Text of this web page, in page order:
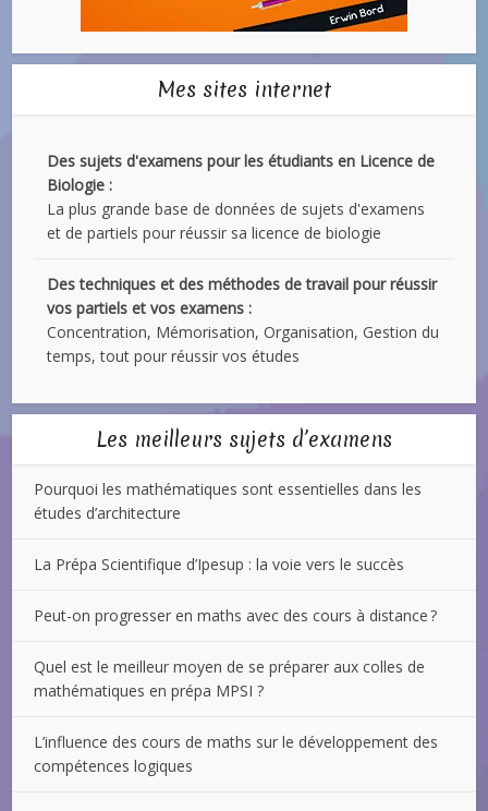
Mes sites internet
Des sujets d'examens pour les étudiants en Licence de
Biologie :
La plus grande base de données de sujets d'examens
et de partiels pour réussir sa licence de biologie
Des techniques et des méthodes de travail pour réussir
vos partiels et vos examens :
Concentration, Mémorisation, Organisation, Gestion du
temps, tout pour réussir vos études
Les meilleurs sujets d’examens
Pourquoi les mathématiques sont essentielles dans les
études d’architecture
La Prépa Scientifique d’Ipesup : la voie vers le succès
Peut-on progresser en maths avec des cours à distance ?
Quel est le meilleur moyen de se préparer aux colles de
mathématiques en prépa MPSI ?
L’influence des cours de maths sur le développement des
compétences logiques